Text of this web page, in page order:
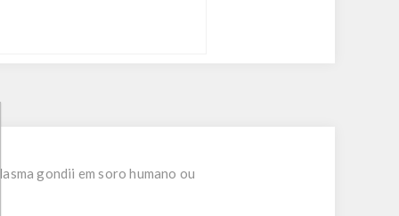
gondii em soro humano ou